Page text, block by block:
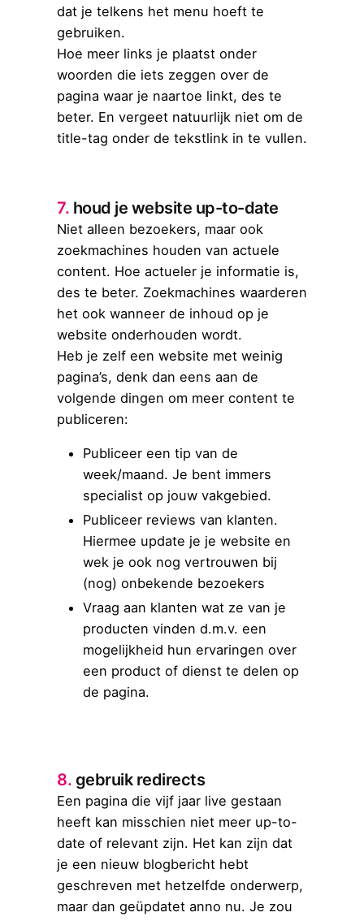
dat je telkens het menu hoeft te
gebruiken.
Hoe meer links je plaatst onder
woorden die iets zeggen over de
pagina waar je naartoe linkt, des te
beter. En vergeet natuurlijk niet om de
title-tag onder de tekstlink in te vullen.
7. houd je website up-to-date
Niet alleen bezoekers, maar ook
zoekmachines houden van actuele
content. Hoe actueler je informatie is,
des te beter. Zoekmachines waarderen
het ook wanneer de inhoud op je
website onderhouden wordt.
Heb je zelf een website met weinig
pagina’s, denk dan eens aan de
volgende dingen om meer content te
publiceren:
Publiceer een tip van de
week/maand. Je bent immers
specialist op jouw vakgebied.
Publiceer reviews van klanten.
Hiermee update je je website en
wek je ook nog vertrouwen bij
(nog) onbekende bezoekers
Vraag aan klanten wat ze van je
producten vinden d.m.v. een
mogelijkheid hun ervaringen over
een product of dienst te delen op
de pagina.
8. gebruik redirects
Een pagina die vijf jaar live gestaan
heeft kan misschien niet meer up-to-
date of relevant zijn. Het kan zijn dat
je een nieuw blogbericht hebt
geschreven met hetzelfde onderwerp,
maar dan geüpdatet anno nu. Je zou